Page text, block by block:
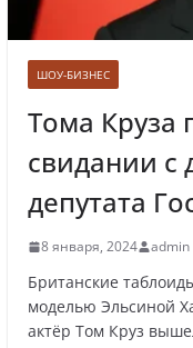
Врач
Врачи
которого
Названы
ШОУ-БИЗНЕС
Тома Круза
свидании с
депутата
8 января, 2024 admin
Британские
моделью Эльсиной
актёр Том Круз